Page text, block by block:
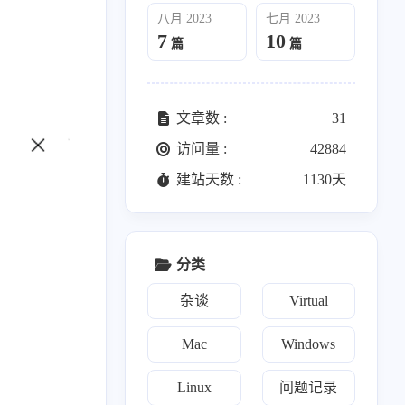
九月 2023
2
八月 2023
7 篇
七月 2023
10 篇
文章数 :
31
访问量 :
42884
建站天数 :
1130天
分类
杂谈 Virtual
Mac Windows
Linux 问题记录